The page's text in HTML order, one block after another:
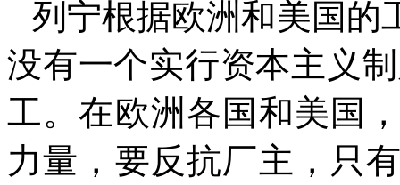
列宁根据欧洲和美国的
没有一个实行资本主义
工。在欧洲各国和美国
力量，要反抗厂主，只